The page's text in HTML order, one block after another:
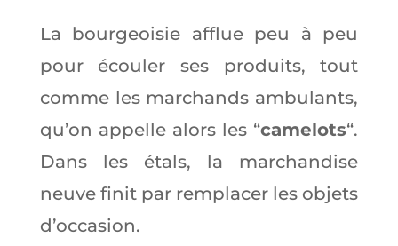
La bourgeoisie afflue peu à peu
pour écouler ses produits, tout
comme les marchands ambulants,
qu’on appelle alors les “camelots“.
Dans les étals, la marchandise
neuve finit par remplacer les objets
d’occasion.